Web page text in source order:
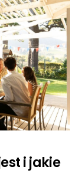
i jakie